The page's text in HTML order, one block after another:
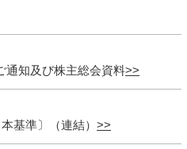
通知及び株主総会資料
基準〕（連結）